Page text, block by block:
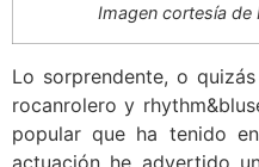
Imagen cortesía de
Lo sorprendente, o
rocanrolero y
popular que ha tenido
actuación he advertido